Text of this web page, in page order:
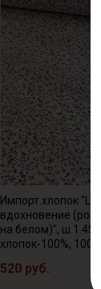
Импорт.хлопок
вдохновение
на белом)", ш.1.45м,
хлопок-100%,
520 руб.